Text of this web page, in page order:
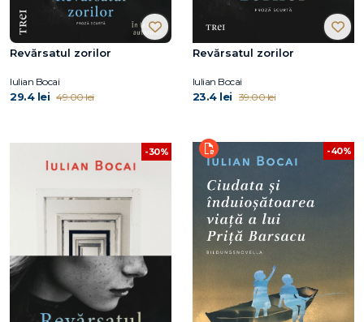
Revărsatul zorilor
Iulian Bocai
29.4 lei 49.00 lei
Revărsatul zorilor
Iulian Bocai
23.4 lei 39.00 lei
-30% -40%